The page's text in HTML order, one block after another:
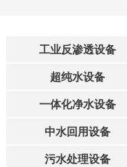
工业反渗透设备
超纯水设备
一体化净水设备
中水回用设备
污水处理设备